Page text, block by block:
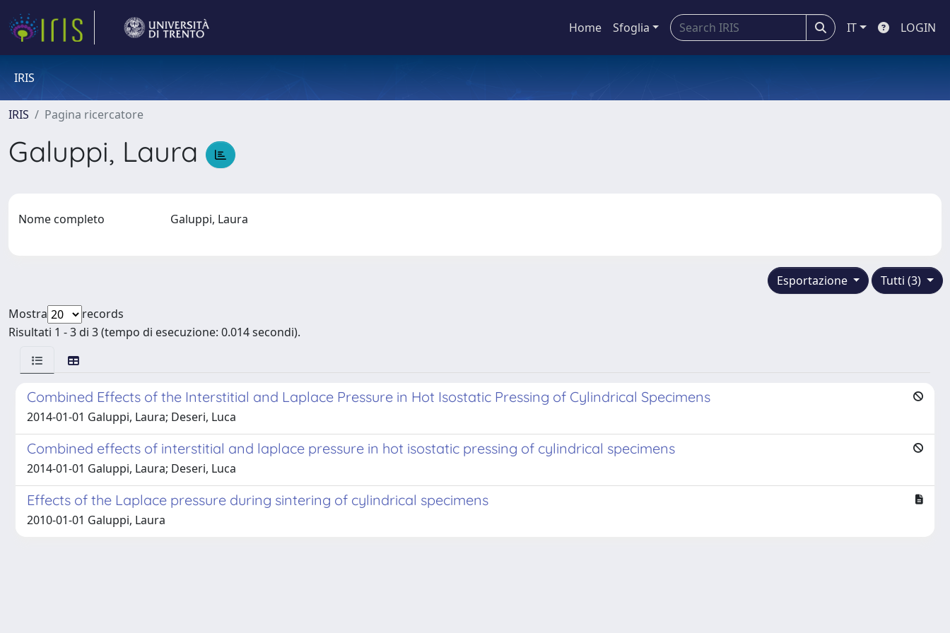
Home Sfoglia IT LOGIN
IRIS
IRIS Pagina ricercatore
Galuppi, Laura
Nome completo Galuppi, Laura
Tutti (3)
Esportazione
Mostra
records
Risultati 1 - 3 di 3 (tempo di esecuzione: 0.014 secondi).
Combined Effects of the Interstitial and Laplace Pressure in Hot Isostatic Pressing of Cylindrical Specimens
2014-01-01 Galuppi, Laura; Deseri, Luca
Combined effects of interstitial and laplace pressure in hot isostatic pressing of cylindrical specimens
2014-01-01 Galuppi, Laura; Deseri, Luca
Effects of the Laplace pressure during sintering of cylindrical specimens
2010-01-01 Galuppi, Laura